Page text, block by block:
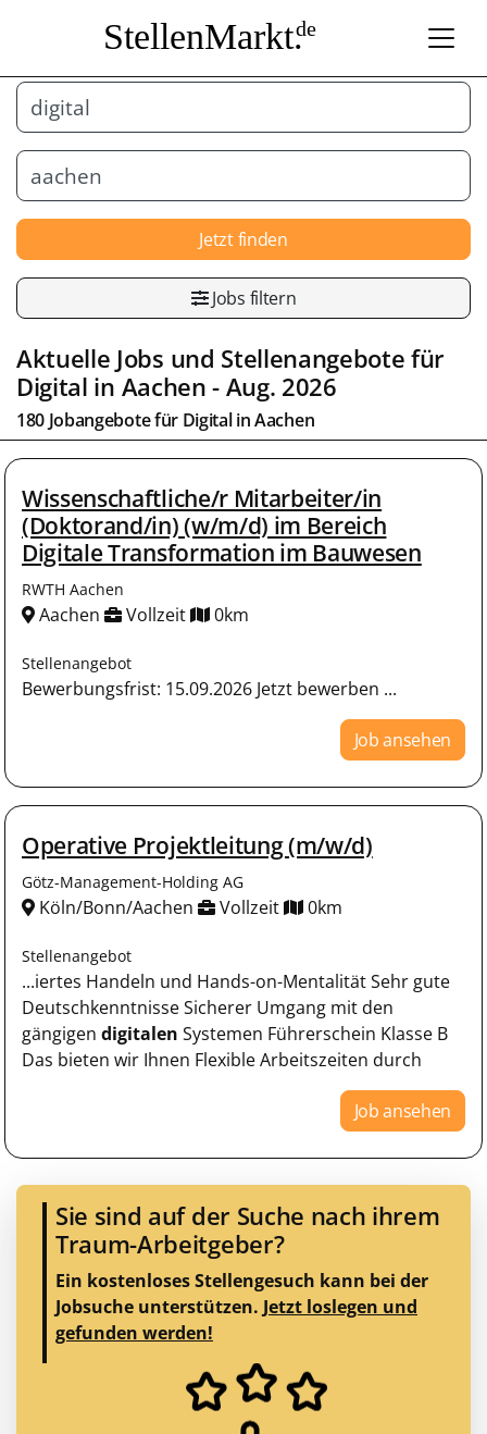
StellenMarkt.de
Jetzt finden
Jobs filtern
Aktuelle Jobs und Stellenangebote für
Digital in Aachen- Aug. 2026
180 Jobangebote für DigitalinAachen
Wissenschaftliche/r Mitarbeiter/in
(Doktorand/in) (w/m/d) im Bereich
Digitale Transformation im Bauwesen
RWTH Aachen
Aachen Vollzeit 0km
Stellenangebot
Bewerbungsfrist: 15.09.2026 Jetzt bewerben ...
Job ansehen
Operative Projektleitung (m/w/d)
Götz-Management-Holding AG
Köln/Bonn/Aachen Vollzeit 0km
Stellenangebot
...iertes Handeln und Hands-on-Mentalität Sehr gute
Deutschkenntnisse Sicherer Umgang mit den
gängigen digitalen Systemen Führerschein Klasse B
Das bieten wir Ihnen Flexible Arbeitszeiten durch
Job ansehen
Sie sind auf der Suche nach ihrem
Traum-Arbeitgeber?
Ein kostenloses Stellengesuch kann bei der
Jobsuche unterstützen. Jetzt loslegen und
gefunden werden!